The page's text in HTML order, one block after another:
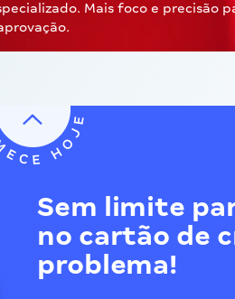
Mais foco e precisão
Sem limite
no cartão de
problema!